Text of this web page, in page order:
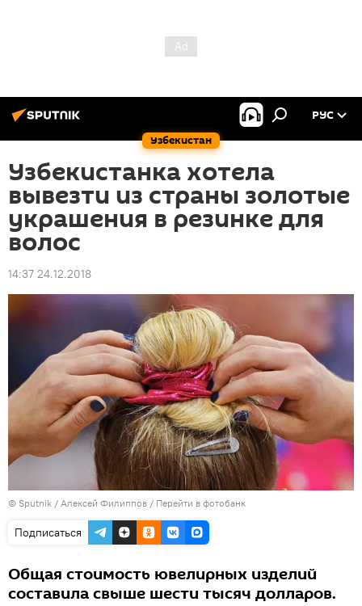
Узбекистан
РУС
Узбекистанка хотела
вывезти из страны золотые
украшения в резинке для
волос
14:37 24.12.2018
© Sputnik / Алексей Филиппов / Перейти в фотобанк
Подписаться
Общая стоимость ювелирных изделий
составила свыше шести тысяч долларов.